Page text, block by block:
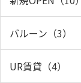
バルーン（3）
UR賃貸（4）